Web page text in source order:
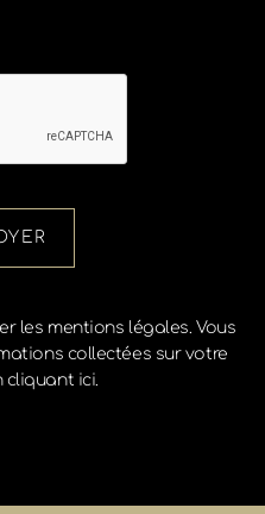
les mentions légales. Vous
collectées sur votre
cliquant ici